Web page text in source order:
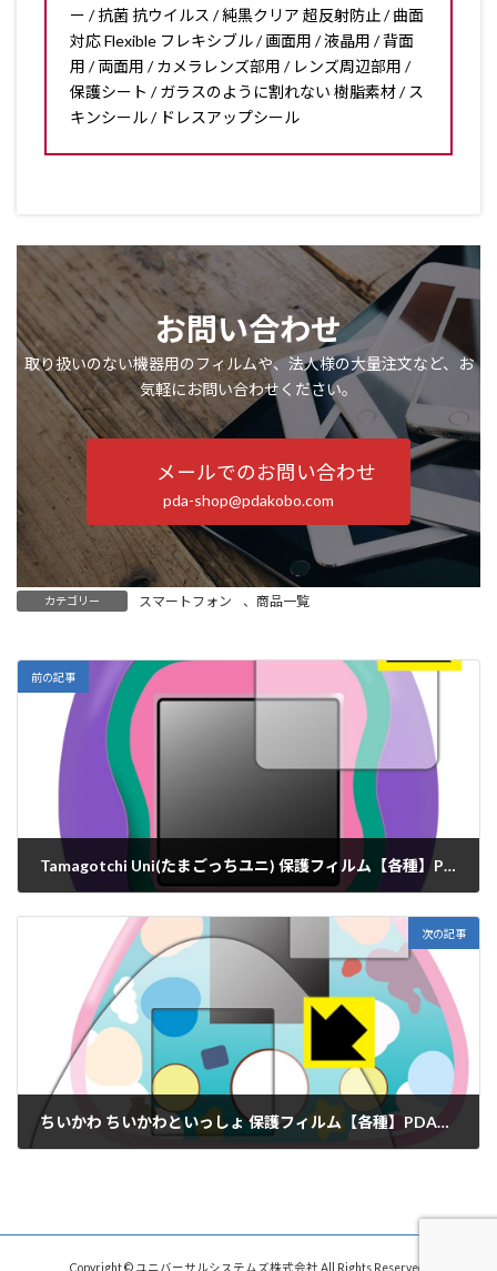
ー / 抗菌 抗ウイルス / 純黒クリア 超反射防止 / 曲面
対応 Flexible フレキシブル / 画面用 / 液晶用 / 背面
用 / 両面用 / カメラレンズ部用 / レンズ周辺部用 /
保護シート / ガラスのように割れない 樹脂素材 / ス
キンシール / ドレスアップシール
お問い合わせ
取り扱いのない機器用のフィルムや、法人様の大量注文など、お
気軽にお問い合わせください。
メールでのお問い合わせ
pda-shop@pdakobo.com
カテゴリー スマートフォン 、 商品一覧
前の記事
Tamagotchi Uni(たまごっちユニ) 保護フィルム【各種】PDA工房
次の記事
ちいかわ ちいかわといっしょ 保護フィルム【各種】PDA工房
Copyright © ユニバーサルシステムズ株式会社 All Rights Reserved.